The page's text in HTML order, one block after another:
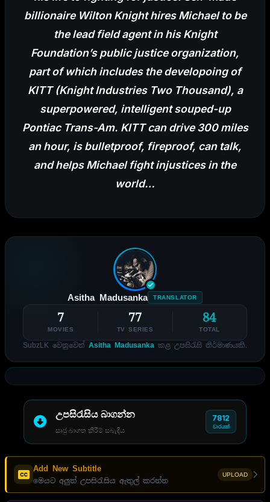
billionaire Wilton Knight hires Michael to be
the lead field agent in his Knight
Foundation’s public justice organization,
part of which includes the developoing of
KITT (Knight Industries Two Thousand), a
superpowered, intelligent souped-up
Pontiac Trans-Am. KITT can drive 300 miles
an hour, is bulletproof, fireproof, can talk,
and helps Michael fight injustices in the
world…
Asitha Madusanka TRANSLATOR
7
MOVIES
77
TV SERIES
84
TOTAL
SubzLK වෙනුවෙන් Asitha Madusanka කළ උපසිරැසි නිර්මාණයකි.
උපසිරැසිය බාගන්න
සෘජු බාගත කිරීම් සබැඳිය
7812
වාරයක්
Add New Subtitle
මෙයට අලුත් උපසිරැසිය ඇතුල් කරන්න
UPLOAD